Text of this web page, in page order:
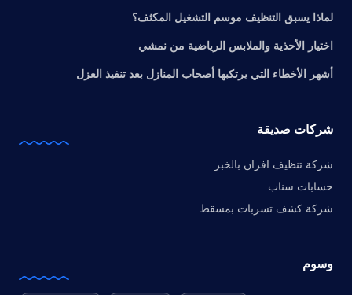
لماذا يسبق التنظيف موسم التشغيل المكثف؟
اختيار الأحذية والملابس الرياضية من نمشي
أشهر الأخطاء التي يرتكبها أصحاب المنازل بعد تنفيذ العزل
شركات صديقة
شركة تنظيف افران بالخبر
حسابات سناب
شركة كشف تسربات بمسقط
وسوم